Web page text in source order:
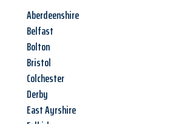
Aberdeenshire
Belfast
Bolton
Bristol
Colchester
Derby
East Ayrshire